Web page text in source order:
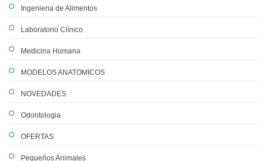
Ingenieria de Alimentos
Laboratorio Clínico
Medicina Humana
MODELOS ANATOMICOS
NOVEDADES
Odontologia
OFERTAS
Pequeños Animales